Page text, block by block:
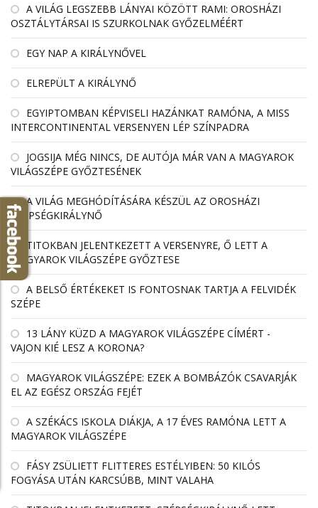
A VILÁG LEGSZEBB LÁNYAI KÖZÖTT RAMI: OROSHÁZI
OSZTÁLYTÁRSAI IS SZURKOLNAK GYŐZELMÉÉRT
EGY NAP A KIRÁLYNŐVEL
ELREPÜLT A KIRÁLYNŐ
EGYIPTOMBAN KÉPVISELI HAZÁNKAT RAMÓNA, A MISS
INTERCONTINENTAL VERSENYEN LÉP SZÍNPADRA
JOGSIJA MÉG NINCS, DE AUTÓJA MÁR VAN A MAGYAROK
VILÁGSZÉPE GYŐZTESÉNEK
A VILÁG MEGHÓDÍTÁSÁRA KÉSZÜL AZ OROSHÁZI
SZÉPSÉGKIRÁLYNŐ
TITOKBAN JELENTKEZETT A VERSENYRE, Ő LETT A
MAGYAROK VILÁGSZÉPE GYŐZTESE
A BELSŐ ÉRTÉKEKET IS FONTOSNAK TARTJA A FELVIDÉK
SZÉPE
13 LÁNY KÜZD A MAGYAROK VILÁGSZÉPE CÍMÉRT -
VAJON KIÉ LESZ A KORONA?
MAGYAROK VILÁGSZÉPE: EZEK A BOMBÁZÓK CSAVARJÁK
EL AZ EGÉSZ ORSZÁG FEJÉT
A SZÉKÁCS ISKOLA DIÁKJA, A 17 ÉVES RAMÓNA LETT A
MAGYAROK VILÁGSZÉPE
FÁSY ZSÜLIETT FLITTERES ESTÉLYIBEN: 50 KILÓS
FOGYÁSA UTÁN KARCSÚBB, MINT VALAHA